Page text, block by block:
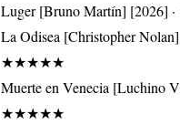
Luger [Bruno Martín] [2026]
La Odisea [Christopher
★★★★★
Muerte en Venecia [Luchino
★★★★★